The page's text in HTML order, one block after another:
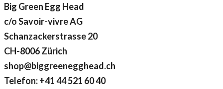
Big Green Egg Head
c/o Savoir-vivre AG
Schanzackerstrasse 20
CH-8006 Zürich
shop@biggreenegghead.ch
Telefon: +41 44 521 60 40